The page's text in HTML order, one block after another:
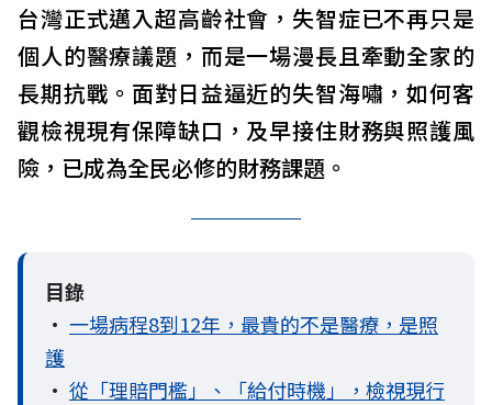
台灣正式邁入超高齡社會，失智症已不再只是
個人的醫療議題，而是一場漫長且牽動全家的
長期抗戰。面對日益逼近的失智海嘯，如何客
觀檢視現有保障缺口，及早接住財務與照護風
險，已成為全民必修的財務課題。
目錄
• 一場病程8到12年，最貴的不是醫療，是照
護
• 從「理賠門檻」、「給付時機」，檢視現行